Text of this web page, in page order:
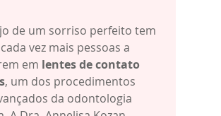
de um sorriso perfeito tem
vez mais pessoas a
em lentes de contato
, um dos procedimentos
da odontologia